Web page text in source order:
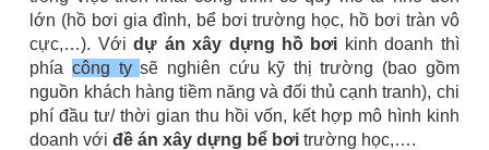
lớn (hồ bơi gia đình, bể bơi trường học, hồ bơi tràn vô
cực,…). Vớidự án xây dựng hồ bơi kinh doanh thì
phíacông tysẽ nghiên cứu kỹ thị trường (bao gồm
nguồn khách hàng tiềm năng và đối thủ cạnh tranh), chi
phí đầu tư/ thời gian thu hồi vốn, kết hợp mô hình kinh
doanh vớiđề án xây dựng bể bơi trường học,….